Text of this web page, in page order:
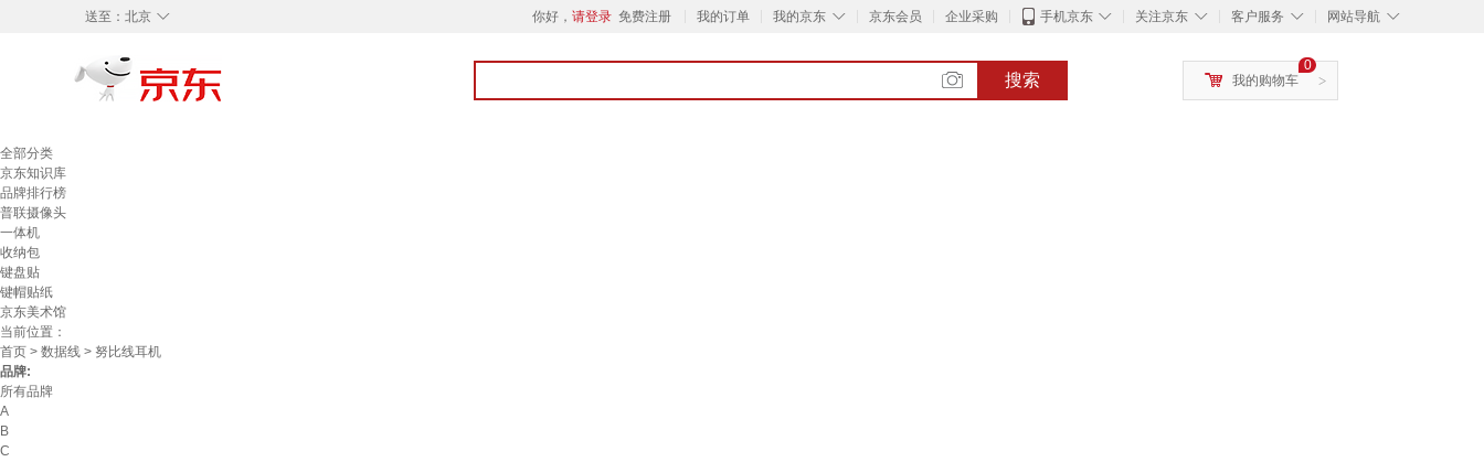
◇
送至： 北京 你好， 请登录 免费注册 我的订单 ◇
我的京东 京东会员 企业采购 ◇
手机京东 ◇
关注京东 ◇
客户服务 ◇
网站导航
搜索 >
0
我的购物车
全部分类
京东知识库
品牌排行榜
普联摄像头
一体机
收纳包
键盘贴
键帽贴纸
京东美术馆
当前位置：
首页 > 数据线 > 努比线耳机
品牌:
所有品牌
A
B
C